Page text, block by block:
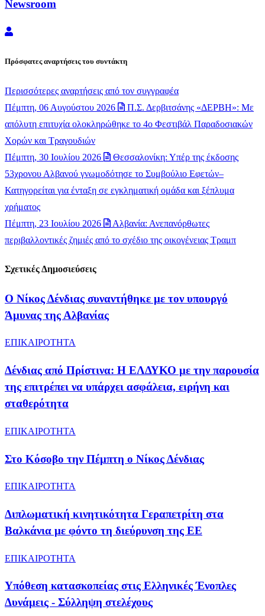
Newsroom
Newsroom
Πρόσφατες αναρτήσεις του συντάκτη
Περισσότερες αναρτήσεις από τον συγγραφέα
Πέμπτη, 06 Αυγούστου 2026
Π.Σ. Δερβιτσάνης «ΔΕΡΒΗ»: Με
απόλυτη επιτυχία ολοκληρώθηκε το 4ο Φεστιβάλ Παραδοσιακών
Χορών και Τραγουδιών
Πέμπτη, 30 Ιουλίου 2026
Θεσσαλονίκη: Υπέρ της έκδοσης
53χρονου Αλβανού γνωμοδότησε το Συμβούλιο Εφετών–
Κατηγορείται για ένταξη σε εγκληματική ομάδα και ξέπλυμα
χρήματος
Πέμπτη, 23 Ιουλίου 2026
Αλβανία: Ανεπανόρθωτες
περιβαλλοντικές ζημιές από το σχέδιο της οικογένειας Τραμπ
Σχετικές Δημοσιεύσεις
Ο Νίκος Δένδιας συναντήθηκε με τον υπουργό
Άμυνας της Αλβανίας
ΕΠΙΚΑΙΡΟΤΗΤΑ
Δένδιας από Πρίστινα: Η ΕΛΔΥΚΟ με την παρουσία
της επιτρέπει να υπάρχει ασφάλεια, ειρήνη και
σταθερότητα
ΕΠΙΚΑΙΡΟΤΗΤΑ
Στο Κόσοβο την Πέμπτη ο Νίκος Δένδιας
ΕΠΙΚΑΙΡΟΤΗΤΑ
Διπλωματική κινητικότητα Γεραπετρίτη στα
Βαλκάνια με φόντο τη διεύρυνση της ΕΕ
ΕΠΙΚΑΙΡΟΤΗΤΑ
Υπόθεση κατασκοπείας στις Ελληνικές Ένοπλες
Δυνάμεις - Σύλληψη στελέχους